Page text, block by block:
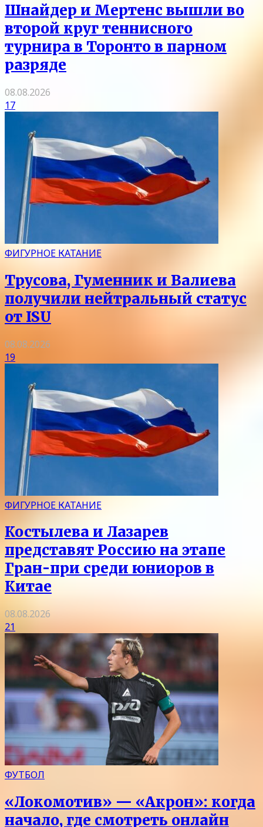
Шнайдер и Мертенс вышли во
второй круг теннисного
турнира в Торонто в парном
разряде
08.08.2026
17
ФИГУРНОЕ КАТАНИЕ
Трусова, Гуменник и Валиева
получили нейтральный статус
от ISU
08.08.2026
19
ФИГУРНОЕ КАТАНИЕ
Костылева и Лазарев
представят Россию на этапе
Гран-при среди юниоров в
Китае
08.08.2026
21
ФУТБОЛ
«Локомотив» — «Акрон»: когда
начало, где смотреть онлайн